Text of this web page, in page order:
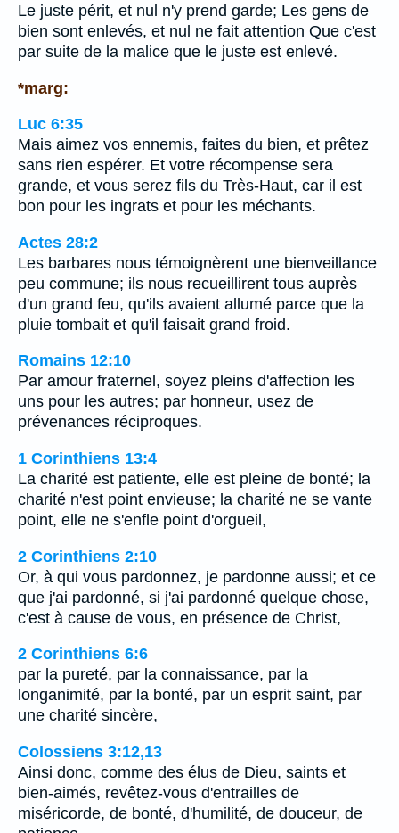
Le juste périt, et nul n'y prend garde; Les gens de
bien sont enlevés, et nul ne fait attention Que c'est
par suite de la malice que le juste est enlevé.
*marg:
Luc 6:35
Mais aimez vos ennemis, faites du bien, et prêtez
sans rien espérer. Et votre récompense sera
grande, et vous serez fils du Très-Haut, car il est
bon pour les ingrats et pour les méchants.
Actes 28:2
Les barbares nous témoignèrent une bienveillance
peu commune; ils nous recueillirent tous auprès
d'un grand feu, qu'ils avaient allumé parce que la
pluie tombait et qu'il faisait grand froid.
Romains 12:10
Par amour fraternel, soyez pleins d'affection les
uns pour les autres; par honneur, usez de
prévenances réciproques.
1 Corinthiens 13:4
La charité est patiente, elle est pleine de bonté; la
charité n'est point envieuse; la charité ne se vante
point, elle ne s'enfle point d'orgueil,
2 Corinthiens 2:10
Or, à qui vous pardonnez, je pardonne aussi; et ce
que j'ai pardonné, si j'ai pardonné quelque chose,
c'est à cause de vous, en présence de Christ,
2 Corinthiens 6:6
par la pureté, par la connaissance, par la
longanimité, par la bonté, par un esprit saint, par
une charité sincère,
Colossiens 3:12,13
Ainsi donc, comme des élus de Dieu, saints et
bien-aimés, revêtez-vous d'entrailles de
miséricorde, de bonté, d'humilité, de douceur, de